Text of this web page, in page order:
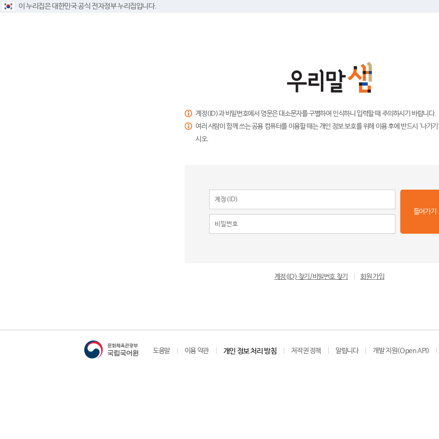
이 누리집은 대한민국 공식 전자정부 누리집입니다.
계정(ID)과 비밀번호에서 영문은 대소문자를 구별하여 인식하니 입력할 때 주의하시기 바랍니다.
여러 사람이 함께 쓰는 공용 컴퓨터를 이용할 때는 개인 정보 보호를 위해 이용 후에 반드시 '나가
시오.
들어가기
계정(ID) 찾기/비밀번호 찾기 회원 가입
도움말 이용 약관 개인 정보 처리 방침 저작권 정책 알립니다 개발 지원(Open API)